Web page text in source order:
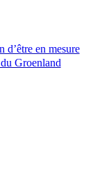
d’être en mesure
Groenland